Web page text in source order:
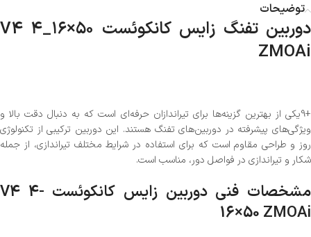
توضیحات
دوربین تفنگ زایس کانکوئست V4 ۴_۱۶×۵۰
ZMOAi
+9یکی از بهترین گزینه‌ها برای تیراندازان حرفه‌ای است که به دنبال دقت بالا و
ویژگی‌های پیشرفته در دوربین‌های تفنگ هستند. این دوربین ترکیبی از تکنولوژی
روز و طراحی مقاوم است که برای استفاده در شرایط مختلف تیراندازی، از جمله
شکار و تیراندازی در فواصل دور، مناسب است.
مشخصات فنی دوربین زایس کانکوئست V4 4-
16×50 ZMOAi